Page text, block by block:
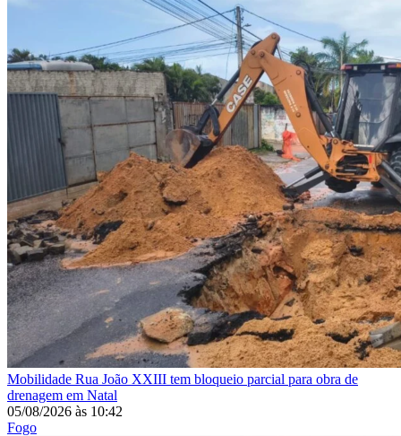
Mobilidade Rua João XXIII tem bloqueio parcial para obra de
drenagem em Natal
05/08/2026 às 10:42
Fogo